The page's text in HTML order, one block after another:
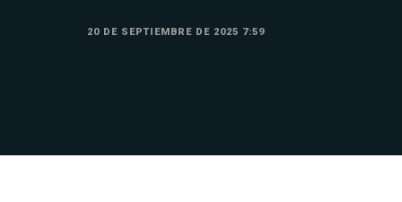
20 DE SEPTIEMBRE DE 2025 7:59